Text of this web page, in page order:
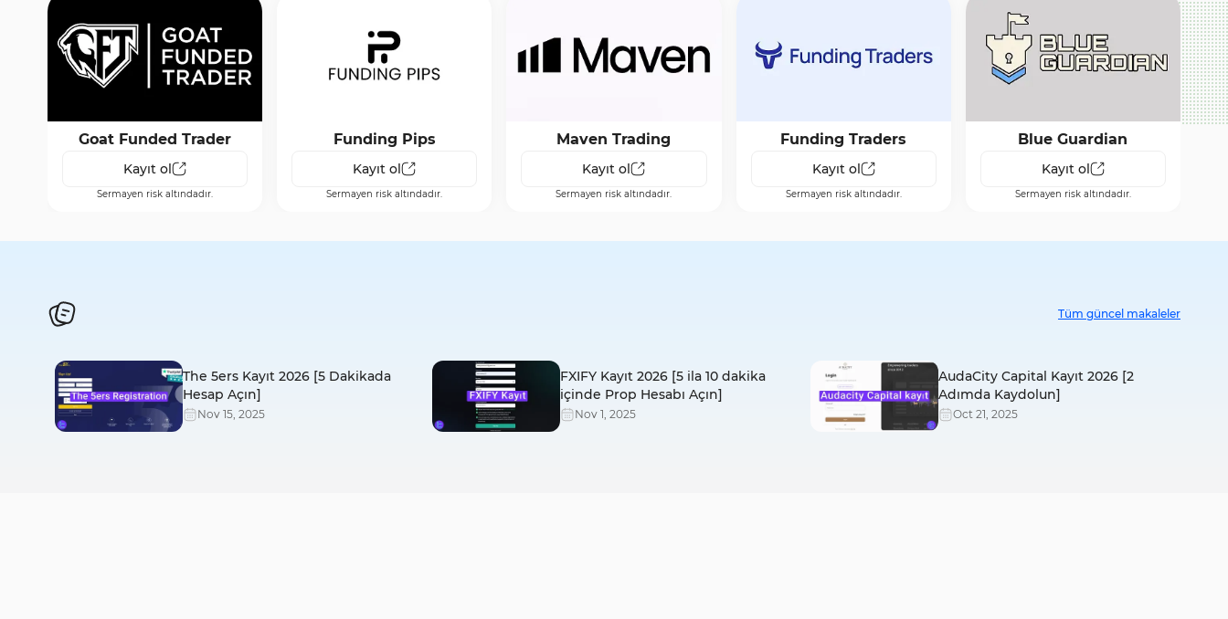
Goat Funded Trader
Kayıt ol
Sermayen risk altındadır.
Funding Pips
Kayıt ol
Sermayen risk altındadır.
Maven Trading
Kayıt ol
Sermayen risk altındadır.
Funding Traders
Kayıt ol
Sermayen risk altındadır.
Blue Guardian
Kayıt ol
Sermayen risk altındadır.
Tüm güncel makaleler
The 5ers Kayıt 2026 [5 Dakikada
Hesap Açın]
Nov 15, 2025
FXIFY Kayıt 2026 [5 ila 10 dakika
içinde Prop Hesabı Açın]
Nov 1,2025
AudaCity Capital Kayıt 2026 [2
Adımda Kaydolun]
Oct 21, 2025